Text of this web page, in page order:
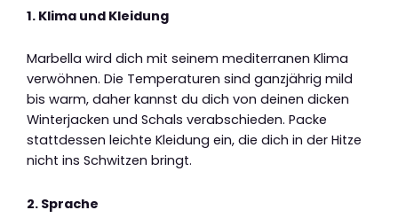
1. Klima und Kleidung
Marbella wird dich mit seinem mediterranen Klima
verwöhnen. Die Temperaturen sind ganzjährig mild
bis warm, daher kannst du dich von deinen dicken
Winterjacken und Schals verabschieden. Packe
stattdessen leichte Kleidung ein, die dich in der Hitze
nicht ins Schwitzen bringt.
2. Sprache